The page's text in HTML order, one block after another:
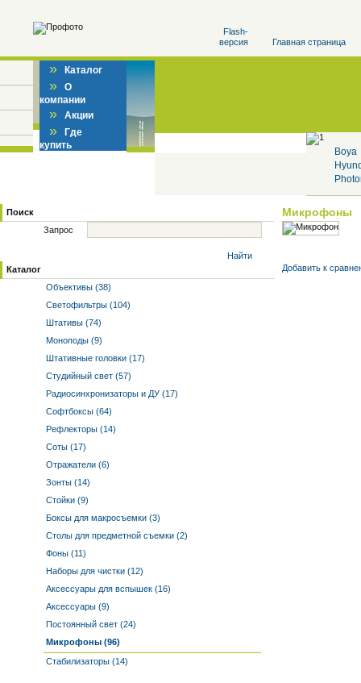
Flash-
версия
Главная страница
» Каталог
» О
компании
» Акции
» Где
купить
Boya
Поиск
Запрос
Найти
Каталог
Объективы (38)
Светофильтры (104)
Штативы (74)
Моноподы (9)
Штативные головки (17)
Студийный свет (57)
Радиосинхронизаторы и ДУ (17)
Софтбоксы (64)
Рефлекторы (14)
Соты (17)
Отражатели (6)
Зонты (14)
Стойки (9)
Боксы для макросъемки (3)
Столы для предметной съемки (2)
Фоны (11)
Наборы для чистки (12)
Аксессуары для вспышек (16)
Аксессуары (9)
Постоянный свет (24)
Микрофоны (96)
Стабилизаторы (14)
Микрофоны
Добавить к